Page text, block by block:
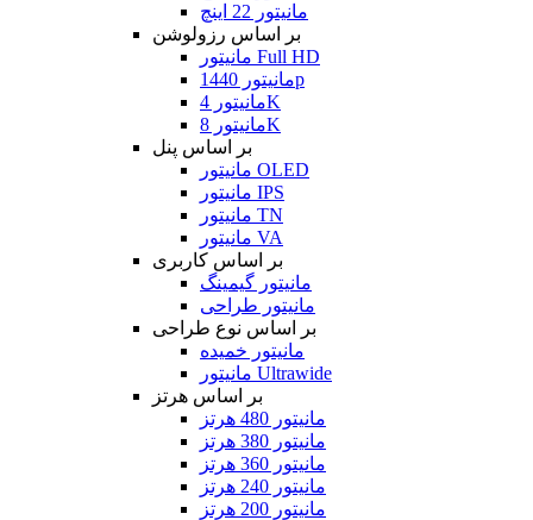
مانیتور 22 اینچ
بر اساس رزولوشن
مانیتور Full HD
مانیتور 1440p
مانیتور 4K
مانیتور 8K
بر اساس پنل
مانیتور OLED
مانیتور IPS
مانیتور TN
مانیتور VA
بر اساس کاربری
مانیتور گیمینگ
مانیتور طراحی
بر اساس نوع طراحی
مانیتور خمیده
مانیتور Ultrawide
بر اساس هرتز
مانیتور 480 هرتز
مانیتور 380 هرتز
مانیتور 360 هرتز
مانیتور 240 هرتز
مانیتور 200 هرتز